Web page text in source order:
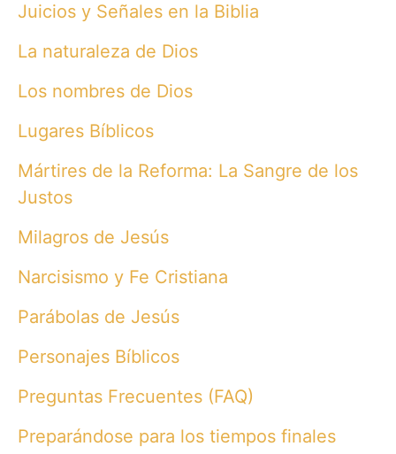
Juicios y Señales en la Biblia
La naturaleza de Dios
Los nombres de Dios
Lugares Bíblicos
Mártires de la Reforma: La Sangre de los
Justos
Milagros de Jesús
Narcisismo y Fe Cristiana
Parábolas de Jesús
Personajes Bíblicos
Preguntas Frecuentes (FAQ)
Preparándose para los tiempos finales